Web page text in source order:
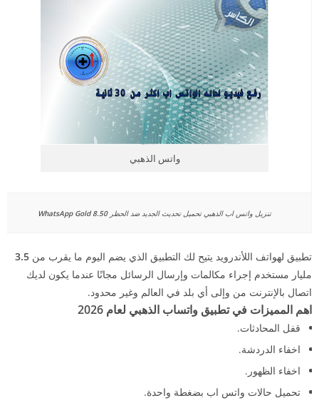
واتس الذهبي
تنزيل واتس اب الذهبي تحميل تحديث الجديد ضد الحظر8.50 WhatsApp Gold
تطبيق لهواتف اللأندرويد يتيح لك التطبيق الذي يضم اليوم ما يقرب من 3.5
مليار مستخدم إجراء مكالمات وإرسال الرسائل مجانًا عندما يكون لديك
اتصال بالإنترنت من وإلى أي بلد في العالم وغير محدود.
اهم المميزات في تطبيق واتساب الذهبي لعام 2026
قفل المحادثات.
اخفاء الدردشة.
اخفاء الظهور.
تحميل حالات واتس اب بضغطة واحدة.